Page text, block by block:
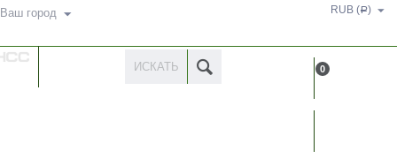
Ваш город RUB (Р)
0